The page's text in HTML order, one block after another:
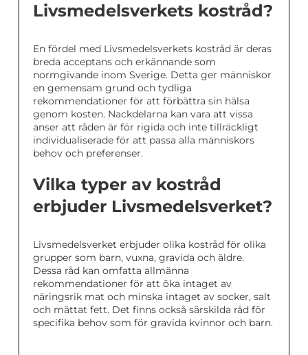
Livsmedelsverkets kostråd?
En fördel med Livsmedelsverkets kostråd är deras
breda acceptans och erkännande som
normgivande inom Sverige. Detta ger människor
en gemensam grund och tydliga
rekommendationer för att förbättra sin hälsa
genom kosten. Nackdelarna kan vara att vissa
anser att råden är för rigida och inte tillräckligt
individualiserade för att passa alla människors
behov och preferenser.
Vilka typer av kostråd
erbjuder Livsmedelsverket?
Livsmedelsverket erbjuder olika kostråd för olika
grupper som barn, vuxna, gravida och äldre.
Dessa råd kan omfatta allmänna
rekommendationer för att öka intaget av
näringsrik mat och minska intaget av socker, salt
och mättat fett. Det finns också särskilda råd för
specifika behov som för gravida kvinnor och barn.